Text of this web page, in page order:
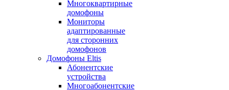
Многоквартирные
домофоны
Мониторы
адаптированные
для сторонних
домофонов
Домофоны Eltis
Абонентские
устройства
Многоабонентские